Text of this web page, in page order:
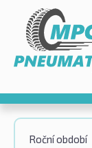
Roční období